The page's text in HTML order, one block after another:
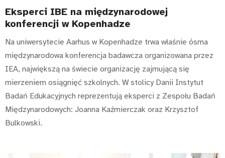
Eksperci IBE na międzynarodowej
konferencji w Kopenhadze
Na uniwersytecie Aarhus w Kopenhadze trwa właśnie ósma
międzynarodowa konferencja badawcza organizowana przez
IEA, największą na świecie organizację zajmującą się
mierzeniem osiągnięć szkolnych. W stolicy Danii Instytut
Badań Edukacyjnych reprezentują eksperci z Zespołu Badań
Międzynarodowych: Joanna Kaźmierczak oraz Krzysztof
Bulkowski.